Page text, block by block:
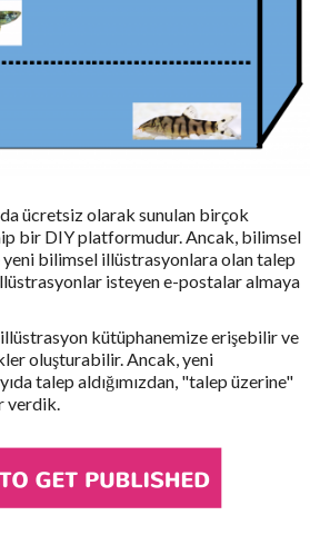
ücretsiz olarak sunulan birçok
bir DIY platformudur. Ancak, bilimsel
yeni bilimsel illüstrasyonlara olan talep
isteyen e-postalar almaya
kütüphanemize erişebilir ve
oluşturabilir. Ancak, yeni
talep aldığımızdan, "talep üzerine"
verdik.